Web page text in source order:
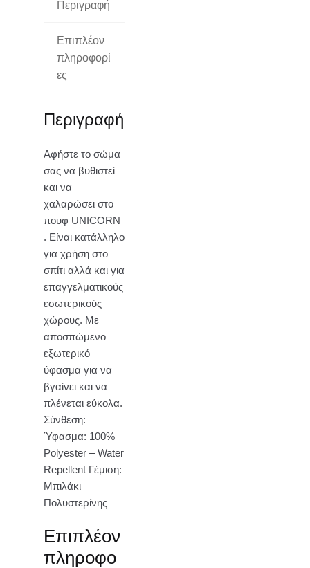
Περιγραφή
Επιπλέον
πληροφορί
ες
Περιγραφή
Αφήστε το σώμα
σας να βυθιστεί
και να
χαλαρώσει στο
πουφ UNICORN
. Είναι κατάλληλο
για χρήση στο
σπίτι αλλά και για
επαγγελματικούς
εσωτερικούς
χώρους. Με
αποσπώμενο
εξωτερικό
ύφασμα για να
βγαίνει και να
πλένεται εύκολα.
Σύνθεση:
Ύφασμα: 100%
Polyester – Water
Repellent Γέμιση:
Μπιλάκι
Πολυστερίνης
Επιπλέον
πληροφο